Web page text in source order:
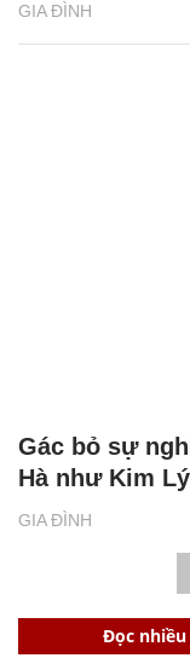
GIA ĐÌNH
GIA ĐÌNH
Gác bỏ sự
Hà như Kim
Đọc nhiều